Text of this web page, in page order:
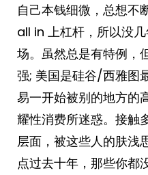
自己本钱细微，总想不
all in 上杠杆，所以没
场。虽然总是有特例，
强; 美国是硅谷/西雅图
易一开始被别的地方的
耀性消费所迷惑。接触
层面，被这些人的肤浅
点过去十年，那些你都